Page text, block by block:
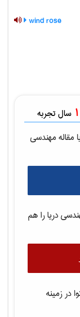
wind rose
سال تجربه
مهندسی
دریارا هم
در زمینه